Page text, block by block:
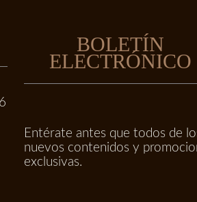
BOLETÍN
ELECTRÓNICO
Entérate antes que todos de
nuevos contenidos y
exclusivas.